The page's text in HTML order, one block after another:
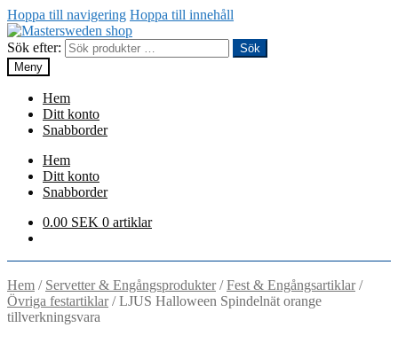
Hoppa till navigering Hoppa till innehåll
Sök efter:
Sök
Meny
Hem
Ditt konto
Snabborder
Hem
Ditt konto
Snabborder
0.00 SEK 0 artiklar
Hem / Servetter & Engångsprodukter/Fest & Engångsartiklar/
Övriga festartiklar/LJUS Halloween Spindelnät orange
tillverkningsvara